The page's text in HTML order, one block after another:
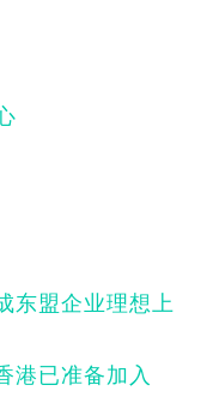
盟企业理想上
港已准备加入